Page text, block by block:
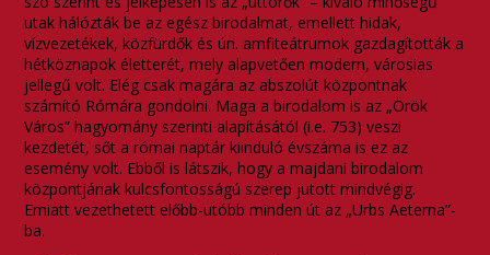
utak hálózták be az egész birodalmat, emellett hidak,
vízvezetékek, közfürdők és ún. amfiteátrumok gazdagították a
hétköznapok életterét, mely alapvetően modern, városias
jellegű volt. Elég csak magára az abszolút központnak
számító Rómára gondolni. Maga a birodalom is az „Örök
Város” hagyomány szerinti alapításától (i.e. 753) veszi
kezdetét, sőt a római naptár kiinduló évszáma is ez az
esemény volt. Ebből is látszik, hogy a majdani birodalom
központjának kulcsfontosságú szerep jutott mindvégig.
Emiatt vezethetett előbb-utóbb minden út az „Urbs Aeterna”-
ba.